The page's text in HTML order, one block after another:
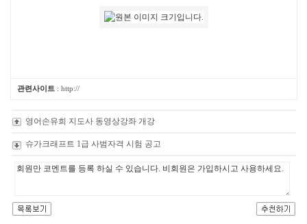
관련사이트 : http://
영어손유희 지도사 동영상강좌 개강
슈가크래프트 1급 사범자격 시험 공고